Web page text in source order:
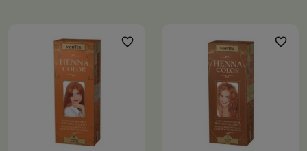
favorite_border favorite_border